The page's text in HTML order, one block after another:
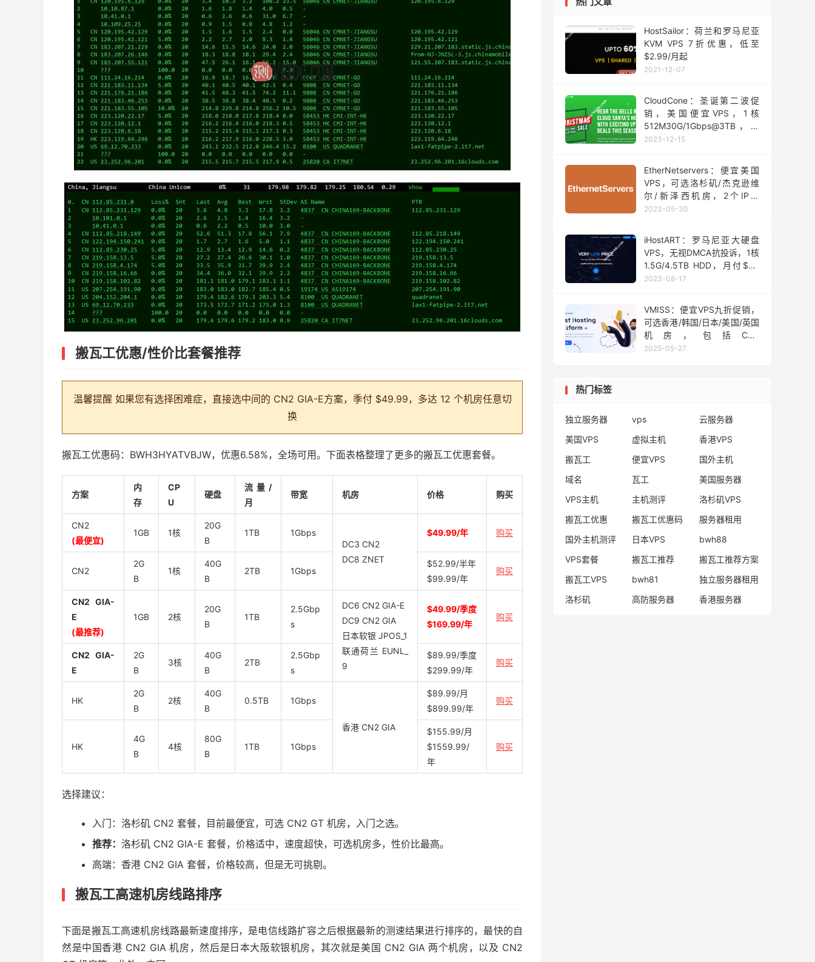
搬瓦工优惠/性价比套餐推荐
温馨提醒 如果您有选择困难症，直接选中间的 CN2 GIA-E方案，季付 $49.99，多达 12 个机房任意切
换
搬瓦工优惠码：BWH3HYATVBJW，优惠6.58%，全场可用。下面表格整理了更多的搬瓦工优惠套餐。
方案
内
存
CP
U
硬盘
流量/
月
带宽 机房 价格 购买
CN2
(最便宜)
1GB 1核
20G
B
1TB
1Gbps
DC3 CN2
DC8 ZNET
$49.99/年 购买
CN2
2G
B
1核
40G
B
2TB 1Gbps
$52.99/半年
$99.99/年
购买
CN2 GIA-
E
(最推荐)
1GB 2核
20G
B
1TB
2.5Gbp
s
DC6 CN2 GIA-E
DC9 CN2 GIA
日本软银 JPOS_1
联通荷兰 EUNL_
9
$49.99/季度
$169.99/年
购买
CN2 GIA-
E
2G
B
3核
40G
B
2TB
2.5Gbp
s
$89.99/季度
$299.99/年
购买
HK
2G
B
2核
40G
B
0.5TB 1Gbps
香港 CN2 GIA
$89.99/月
$899.99/年
购买
HK
4G
B
4核
80G
B
1TB 1Gbps
$155.99/月
$1559.99/
年
购买
选择建议：
入门：洛杉矶 CN2 套餐，目前最便宜，可选 CN2 GT 机房，入门之选。
推荐： 洛杉矶 CN2 GIA-E 套餐，价格适中，速度超快，可选机房多，性价比最高。
高端：香港 CN2 GIA 套餐，价格较高，但是无可挑剔。
搬瓦工高速机房线路排序
下面是搬瓦工高速机房线路最新速度排序，是电信线路扩容之后根据最新的测速结果进行排序的，最快的自
然是中国香港 CN2 GIA 机房，然后是日本大阪软银机房，其次就是美国 CN2 GIA 两个机房，以及 CN2
HostSailor：荷兰和罗马尼亚
KVM VPS 7折优惠，低至
$2.99/月起
2021-12-07
CloudCone：圣诞第二波促
销，美国便宜VPS，1核
512M30G/1Gbps@3TB，年
付低至$9.5
2023-12-15
EtherNetservers：便宜美国
VPS，可选洛杉矶/杰克逊维
尔/新泽西机房，2个IP，
1Gbps@1T，年付$14.95起
2023-05-30
iHostART：罗马尼亚大硬盘
VPS，无视DMCA抗投诉，1核
1.5G/4.5TB HDD，月付$60
起
2023-08-17
VMISS：便宜VPS九折促销，
可选香港/韩国/日本/美国/英国
机房，包括CN2
GIA/AS9929/CMIN2等线路，
2025-05-27
热门标签
独立服务器 vps
云服务器
美国VPS
虚拟主机
香港VPS
搬瓦工
便宜VPS
国外主机
域名
瓦工
美国服务器
VPS主机
主机测评
洛杉矶VPS
搬瓦工优惠
搬瓦工优惠码
服务器租用
国外主机测评
日本VPS
bwh88
VPS套餐
搬瓦工推荐
搬瓦工推荐方案
搬瓦工VPS
bwh81
独立服务器租用
洛杉矶
高防服务器 香港服务器